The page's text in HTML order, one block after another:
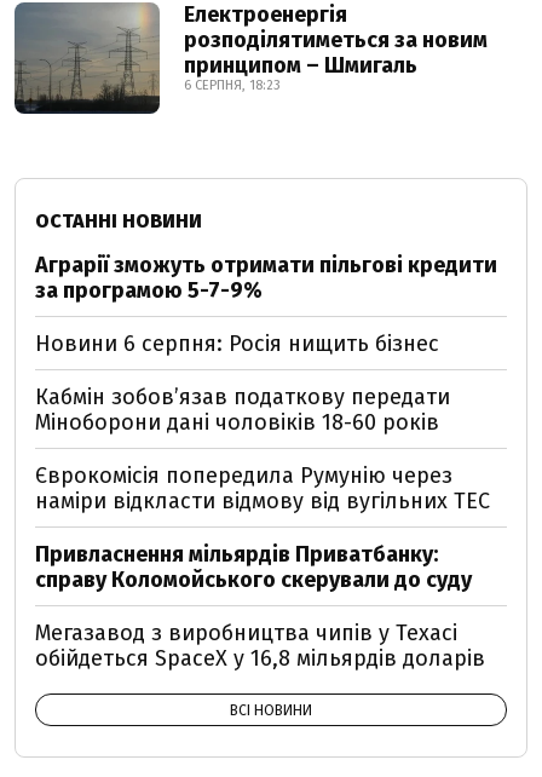
Електроенергія
розподілятиметься за новим
принципом – Шмигаль
6 СЕРПНЯ, 18:23
ОСТАННІ НОВИНИ
Аграрії зможуть отримати пільгові кредити
за програмою 5-7-9%
Новини 6 серпня: Росія нищить бізнес
Кабмін зобовʼязав податкову передати
Міноборони дані чоловіків 18-60 років
Єврокомісія попередила Румунію через
наміри відкласти відмову від вугільних ТЕС
Привласнення мільярдів Приватбанку:
справу Коломойського скерували до суду
Мегазавод з виробництва чипів у Техасі
обійдеться SpaceX у 16,8 мільярдів доларів
ВСІ НОВИНИ